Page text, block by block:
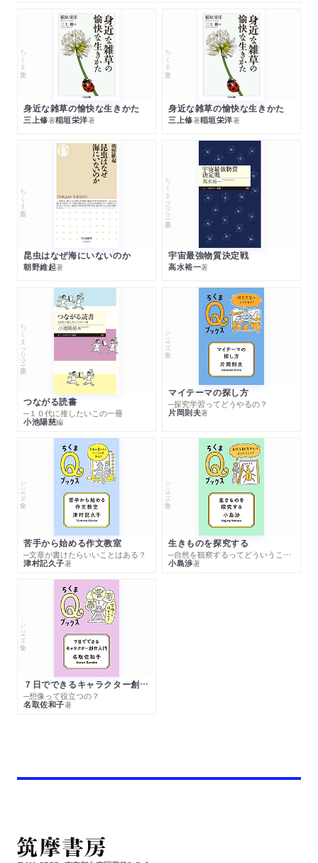
ちくま文庫
身近な雑草の愉快な生きかた
三上修著稲垣栄洋著
ちくま文庫
身近な雑草の愉快な生きかた
三上修著稲垣栄洋著
ちくま新書
昆虫はなぜ海にいないのか
朝野維起著
ちくまプリマー新書
宇宙最強物質決定戦
高水裕一著
ちくまプリマー新書
つながる読書
─１０代に推したいこの一冊
小池陽慈編
シリーズ・全集
マイテーマの探し方
─探究学習ってどうやるの？
片岡則夫著
シリーズ・全集
苦手から始める作文教室
─文章が書けたらいいことはある？
津村記久子著
シリーズ・全集
生きものを探究する
─自然を観察するってどういうこと？
小島渉著
シリーズ・全集
７日でできるキャラクター創作入門
─想像って役立つの？
名取佐和子著